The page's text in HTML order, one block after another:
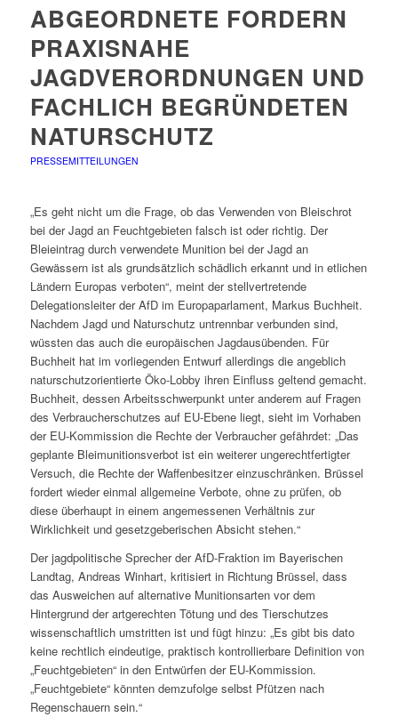
ABGEORDNETE FORDERN
PRAXISNAHE
JAGDVERORDNUNGEN UND
FACHLICH BEGRÜNDETEN
NATURSCHUTZ
PRESSEMITTEILUNGEN
„Es geht nicht um die Frage, ob das Verwenden von Bleischrot
bei der Jagd an Feuchtgebieten falsch ist oder richtig. Der
Bleieintrag durch verwendete Munition bei der Jagd an
Gewässern ist als grundsätzlich schädlich erkannt und in etlichen
Ländern Europas verboten“, meint der stellvertretende
Delegationsleiter der AfD im Europaparlament, Markus Buchheit.
Nachdem Jagd und Naturschutz untrennbar verbunden sind,
wüssten das auch die europäischen Jagdausübenden. Für
Buchheit hat im vorliegenden Entwurf allerdings die angeblich
naturschutzorientierte Öko-Lobby ihren Einfluss geltend gemacht.
Buchheit, dessen Arbeitsschwerpunkt unter anderem auf Fragen
des Verbraucherschutzes auf EU-Ebene liegt, sieht im Vorhaben
der EU-Kommission die Rechte der Verbraucher gefährdet: „Das
geplante Bleimunitionsverbot ist ein weiterer ungerechtfertigter
Versuch, die Rechte der Waffenbesitzer einzuschränken. Brüssel
fordert wieder einmal allgemeine Verbote, ohne zu prüfen, ob
diese überhaupt in einem angemessenen Verhältnis zur
Wirklichkeit und gesetzgeberischen Absicht stehen.“
Der jagdpolitische Sprecher der AfD-Fraktion im Bayerischen
Landtag, Andreas Winhart, kritisiert in Richtung Brüssel, dass
das Ausweichen auf alternative Munitionsarten vor dem
Hintergrund der artgerechten Tötung und des Tierschutzes
wissenschaftlich umstritten ist und fügt hinzu: „Es gibt bis dato
keine rechtlich eindeutige, praktisch kontrollierbare Definition von
„Feuchtgebieten“ in den Entwürfen der EU-Kommission.
„Feuchtgebiete“ könnten demzufolge selbst Pfützen nach
Regenschauern sein.“